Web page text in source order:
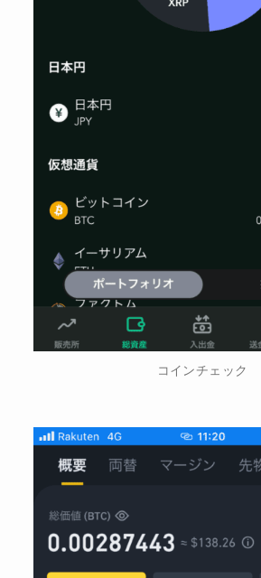
コインチェック